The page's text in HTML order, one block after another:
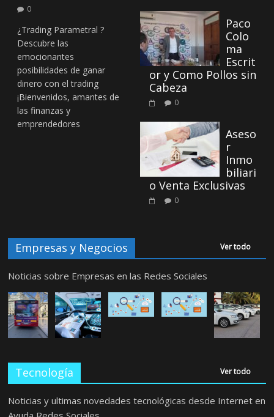
0
¿Trading Parametral ?
Descubre las
emocionantes
posibilidades de ganar
dinero con el trading
¡Bienvenidos, amantes de
las finanzas y
emprendedores
Paco
Colo
ma
Escrit
or y Como Pollos sin
Cabeza
0
Aseso
r
Inmo
biliari
o Venta Exclusivas
0
Empresas y Negocios Ver todo
Noticias sobre Empresas en las Redes Sociales
Tecnología Ver todo
Noticias y ultimas novedades tecnológicas desde Internet en